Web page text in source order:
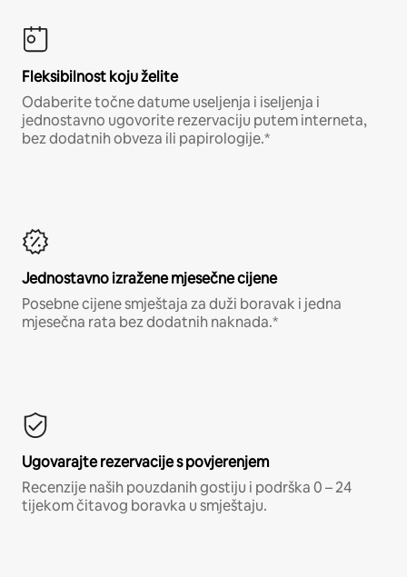
Fleksibilnost koju želite
Odaberite točne datume useljenja i iseljenja i
jednostavno ugovorite rezervaciju putem interneta,
bez dodatnih obveza ili papirologije.*
Jednostavno izražene mjesečne cijene
Posebne cijene smještaja za duži boravak i jedna
mjesečna rata bez dodatnih naknada.*
Ugovarajte rezervacije s povjerenjem
Recenzije naših pouzdanih gostiju i podrška 0 – 24
tijekom čitavog boravka u smještaju.